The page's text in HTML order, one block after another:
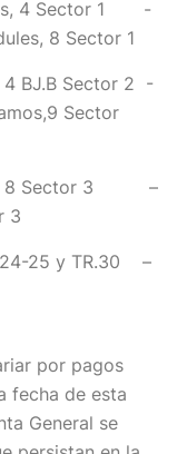
4 Sector 1 -
8 Sector 1
4 BJ.B Sector 2 -
Sector
8 Sector 3 –
3
24-25 y TR.30 –
por pagos
fecha de esta
General se